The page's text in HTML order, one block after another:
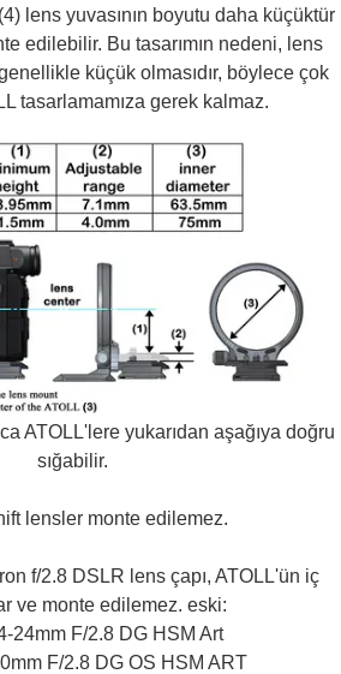
lens yuvasının boyutu daha küçüktür
edilebilir. Bu tasarımın nedeni, lens
genellikle küçük olmasıdır, böylece çok
tasarlamamıza gerek kalmaz.
ATOLL'lere yukarıdan aşağıya doğru
sığabilir.
lensler monte edilemez.
f/2.8 DSLR lens çapı, ATOLL'ün iç
ve monte edilemez. eski:
24mm F/2.8 DG HSM Art
F/2.8 DG OS HSM ART